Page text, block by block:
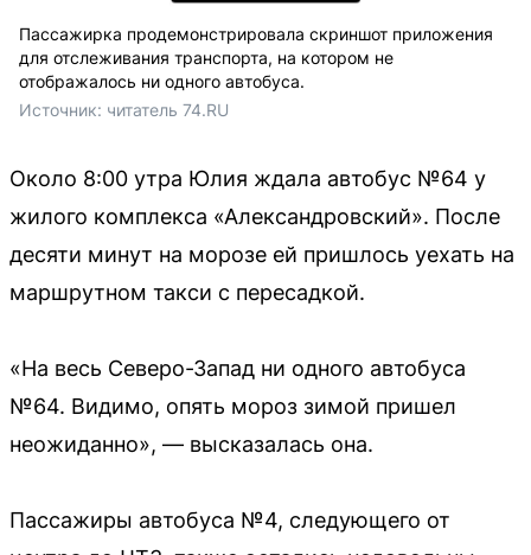
Пассажирка продемонстрировала скриншот приложения
для отслеживания транспорта, на котором не
отображалось ни одного автобуса.
Источник: читатель 74.RU
Около 8:00 утра Юлия ждала автобус №64 у
жилого комплекса «Александровский». После
десяти минут на морозе ей пришлось уехать на
маршрутном такси с пересадкой.
«На весь Северо-Запад ни одного автобуса
№64. Видимо, опять мороз зимой пришел
неожиданно», — высказалась она.
Пассажиры автобуса №4, следующего от